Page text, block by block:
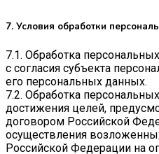
7. Условия обработки
7.1. Обработка
с согласия субъекта
его персональных данных.
7.2. Обработка
достижения целей,
договором Российской
осуществления
Российской Федерации на